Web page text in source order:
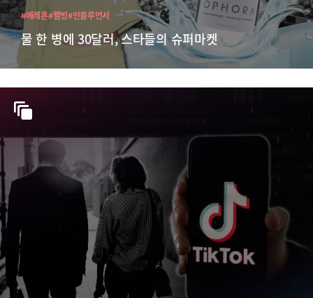
물 한 병에 30달러, 스타들의 슈퍼마켓
#에레혼#웰빙#인플루언서